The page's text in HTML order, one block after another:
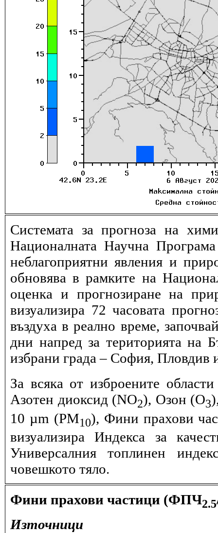
Системата за прогноза на
Националната Научна
неблагоприятни явления и
обновява в рамките на
оценка и прогнозиране на
визуализира 72 часовата
въздуха в реално време,
дни напред за територията на
избрани града – София, Пловдив
За всяка от изброените
Азотен диоксид (NO2), Озон (O3
10 µm (PM10), Фини прахови
визуализира Индекса за
Универсалния топлинен
човешкото тяло.
Фини прахови частици (ФПЧ2.5
Източници